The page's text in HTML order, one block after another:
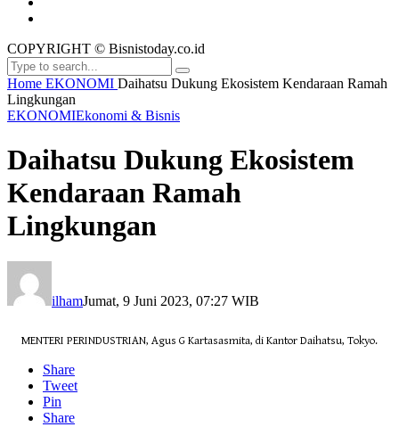
COPYRIGHT © Bisnistoday.co.id
Home EKONOMI Daihatsu Dukung Ekosistem Kendaraan Ramah
Lingkungan
EKONOMIEkonomi & Bisnis
Daihatsu Dukung Ekosistem
Kendaraan Ramah
Lingkungan
ilhamJumat, 9 Juni 2023, 07:27 WIB
MENTERI PERINDUSTRIAN, Agus G Kartasasmita, di Kantor Daihatsu, Tokyo.
Share
Tweet
Pin
Share